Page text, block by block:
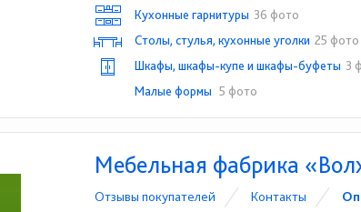
Кухонные гарнитуры 36 фото
Столы, стулья, кухонные уголки 25 фото
Шкафы, шкафы-купе и шкафы-буфеты 3
Малые формы 5 фото
Мебельная фабрика
Отзывы покупателей Контакты